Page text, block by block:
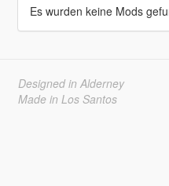
Es wurden keine Mods
Designed in Alderney
Made in Los Santos